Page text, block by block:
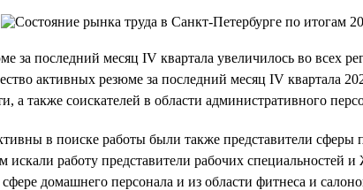
за последний месяц IV квартала увеличилось во всех
активных резюме за последний месяц IV квартала
а также соискателей в области административного
в поиске работы были также представители
работу представители рабочих
домашнего персонала и из области фитнеса и